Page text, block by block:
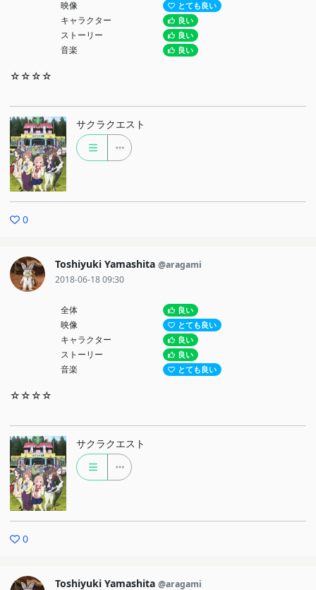
映像 とても良い
キャラクター 良い
ストーリー 良い
音楽 良い
☆☆☆☆
サクラクエスト
0
Toshiyuki Yamashita @aragami
2018-06-18 09:30
全体 良い
映像 とても良い
キャラクター 良い
ストーリー 良い
音楽 とても良い
☆☆☆☆
サクラクエスト
0
Toshiyuki Yamashita @aragami